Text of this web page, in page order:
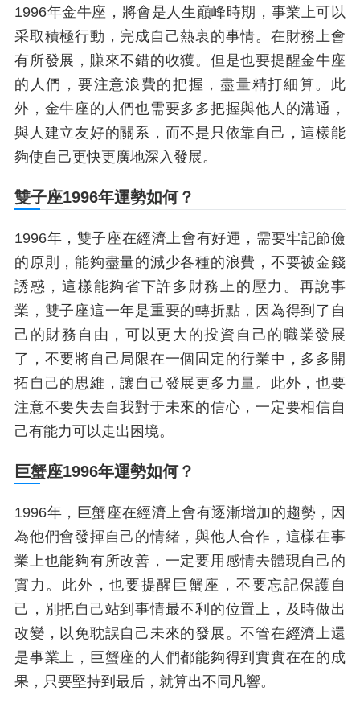
1996年金牛座，將會是人生巔峰時期，事業上可以
采取積極行動，完成自己熱衷的事情。在財務上會
有所發展，賺來不錯的收獲。但是也要提醒金牛座
的人們，要注意浪費的把握，盡量精打細算。此
外，金牛座的人們也需要多多把握與他人的溝通，
與人建立友好的關系，而不是只依靠自己，這樣能
夠使自己更快更廣地深入發展。
雙子座1996年運勢如何？
1996年，雙子座在經濟上會有好運，需要牢記節儉
的原則，能夠盡量的減少各種的浪費，不要被金錢
誘惑，這樣能夠省下許多財務上的壓力。再說事
業，雙子座這一年是重要的轉折點，因為得到了自
己的財務自由，可以更大的投資自己的職業發展
了，不要將自己局限在一個固定的行業中，多多開
拓自己的思維，讓自己發展更多力量。此外，也要
注意不要失去自我對于未來的信心，一定要相信自
己有能力可以走出困境。
巨蟹座1996年運勢如何？
1996年，巨蟹座在經濟上會有逐漸增加的趨勢，因
為他們會發揮自己的情緒，與他人合作，這樣在事
業上也能夠有所改善，一定要用感情去體現自己的
實力。此外，也要提醒巨蟹座，不要忘記保護自
己，別把自己站到事情最不利的位置上，及時做出
改變，以免耽誤自己未來的發展。不管在經濟上還
是事業上，巨蟹座的人們都能夠得到實實在在的成
果，只要堅持到最后，就算出不同凡響。